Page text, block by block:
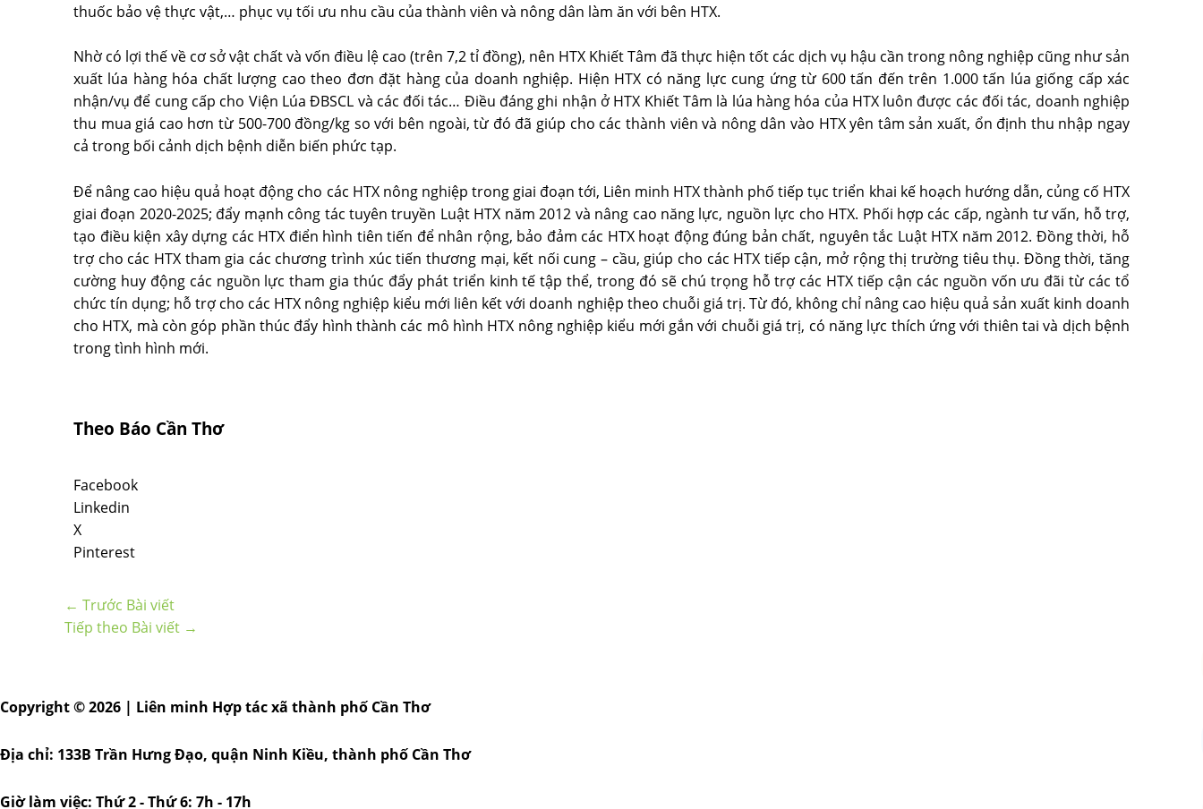
thuốc bảo vệ thực vật,… phục vụ tối ưu nhu cầu của thành viên và nông dân làm ăn với bên HTX.
Nhờ có lợi thế về cơ sở vật chất và vốn điều lệ cao (trên 7,2 tỉ đồng), nên HTX Khiết Tâm đã thực hiện tốt các dịch vụ hậu cần trong nông nghiệp cũng như sản
xuất lúa hàng hóa chất lượng cao theo đơn đặt hàng của doanh nghiệp. Hiện HTX có năng lực cung ứng từ 600 tấn đến trên 1.000 tấn lúa giống cấp xác
nhận/vụ để cung cấp cho Viện Lúa ÐBSCL và các đối tác… Ðiều đáng ghi nhận ở HTX Khiết Tâm là lúa hàng hóa của HTX luôn được các đối tác, doanh nghiệp
thu mua giá cao hơn từ 500-700 đồng/kg so với bên ngoài, từ đó đã giúp cho các thành viên và nông dân vào HTX yên tâm sản xuất, ổn định thu nhập ngay
cả trong bối cảnh dịch bệnh diễn biến phức tạp.
Ðể nâng cao hiệu quả hoạt động cho các HTX nông nghiệp trong giai đoạn tới, Liên minh HTX thành phố tiếp tục triển khai kế hoạch hướng dẫn, củng cố HTX
giai đoạn 2020-2025; đẩy mạnh công tác tuyên truyền Luật HTX năm 2012 và nâng cao năng lực, nguồn lực cho HTX. Phối hợp các cấp, ngành tư vấn, hỗ trợ,
tạo điều kiện xây dựng các HTX điển hình tiên tiến để nhân rộng, bảo đảm các HTX hoạt động đúng bản chất, nguyên tắc Luật HTX năm 2012. Ðồng thời, hỗ
trợ cho các HTX tham gia các chương trình xúc tiến thương mại, kết nối cung – cầu, giúp cho các HTX tiếp cận, mở rộng thị trường tiêu thụ. Ðồng thời, tăng
cường huy động các nguồn lực tham gia thúc đẩy phát triển kinh tế tập thể, trong đó sẽ chú trọng hỗ trợ các HTX tiếp cận các nguồn vốn ưu đãi từ các tổ
chức tín dụng; hỗ trợ cho các HTX nông nghiệp kiểu mới liên kết với doanh nghiệp theo chuỗi giá trị. Từ đó, không chỉ nâng cao hiệu quả sản xuất kinh doanh
cho HTX, mà còn góp phần thúc đẩy hình thành các mô hình HTX nông nghiệp kiểu mới gắn với chuỗi giá trị, có năng lực thích ứng với thiên tai và dịch bệnh
trong tình hình mới.
Theo Báo Cần Thơ
Facebook
Linkedin
X
Pinterest
← Trước Bài viết
Tiếp theo Bài viết →
Copyright © 2026 | Liên minh Hợp tác xã thành phố Cần Thơ
Địa chỉ: 133B Trần Hưng Đạo, quận Ninh Kiều, thành phố Cần Thơ
Giờ làm việc: Thứ 2 - Thứ 6: 7h - 17h